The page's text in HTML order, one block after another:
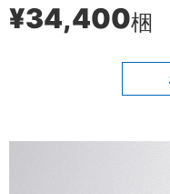
¥34,400梱